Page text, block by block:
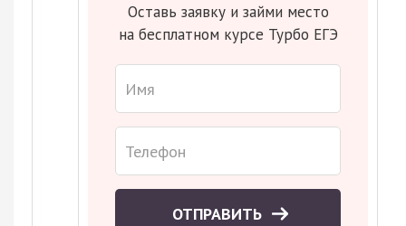
Оставь заявку и займи место
на бесплатном курсе Турбо ЕГЭ
ОТПРАВИТЬ